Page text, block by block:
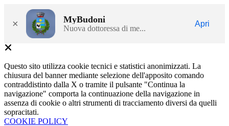
× MyBudoni
Nuova dottoressa di me...
Apri
Questo sito utilizza cookie tecnici e statistici anonimizzati. La
chiusura del banner mediante selezione dell'apposito comando
contraddistinto dalla X o tramite il pulsante "Continua la
navigazione" comporta la continuazione della navigazione in
assenza di cookie o altri strumenti di tracciamento diversi da quelli
sopracitati.
COOKIE POLICY